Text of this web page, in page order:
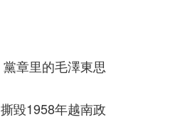
章里的毛澤東思
毀1958年越南政